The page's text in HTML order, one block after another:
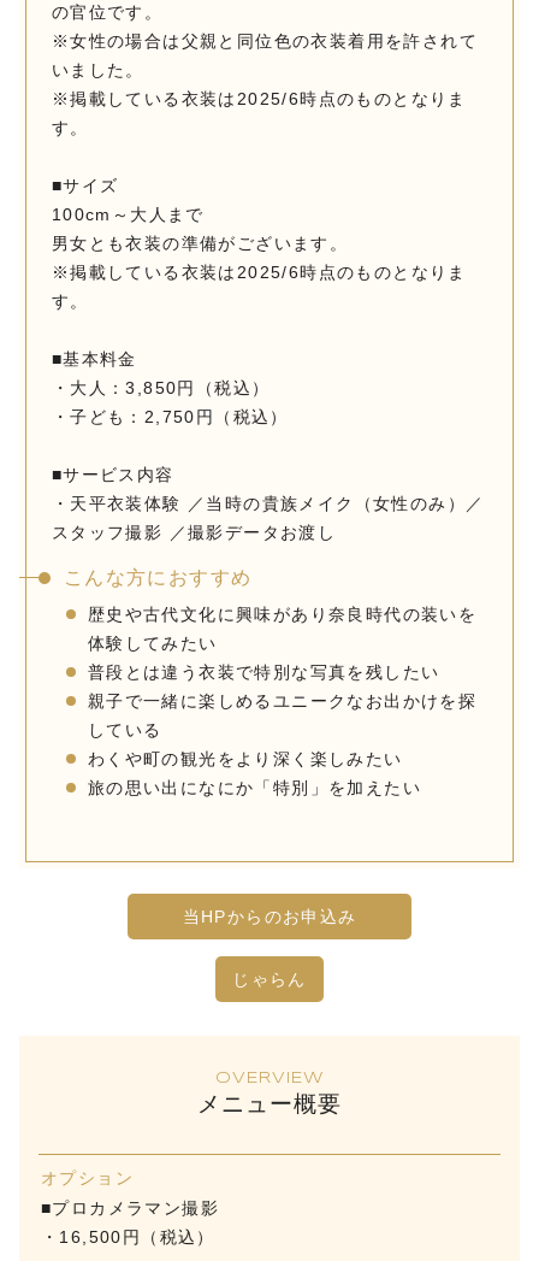
の官位です。
※女性の場合は父親と同位色の衣装着用を許されて
いました。
※掲載している衣装は2025/6時点のものとなりま
す。
■サイズ
100cm～大人まで
男女とも衣装の準備がございます。
※掲載している衣装は2025/6時点のものとなりま
す。
■基本料金
・大人：3,850円（税込）
・子ども：2,750円（税込）
■サービス内容
・天平衣装体験 ／当時の貴族メイク（女性のみ）／
スタッフ撮影 ／撮影データお渡し
こんな方におすすめ
歴史や古代文化に興味があり奈良時代の装いを
体験してみたい
普段とは違う衣装で特別な写真を残したい
親子で一緒に楽しめるユニークなお出かけを探
している
わくや町の観光をより深く楽しみたい
旅の思い出になにか「特別」を加えたい
当HPからのお申込み
じゃらん
OVERVIEW
メニュー概要
オプション
■プロカメラマン撮影
・16,500円（税込）